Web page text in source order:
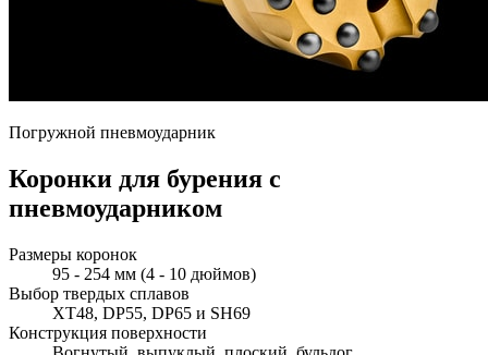
Погружной пневмоударник
Коронки для бурения с
пневмоударником
Размеры коронок
95 - 254 мм (4 - 10 дюймов)
Выбор твердых сплавов
XT48, DP55, DP65 и SH69
Конструкция поверхности